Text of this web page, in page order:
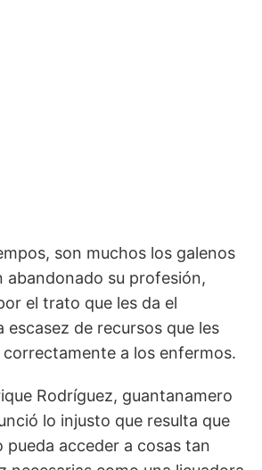
son muchos los galenos
abandonado su profesión,
el trato que les da el
escasez de recursos que les
a los enfermos.
Rodríguez, guantanamero
lo injusto que resulta que
pueda acceder a cosas tan